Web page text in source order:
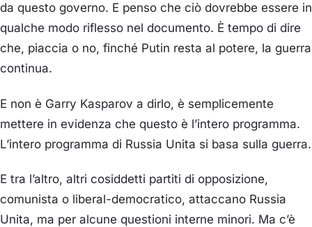
da questo governo. E penso che ciò dovrebbe essere in
qualche modo riflesso nel documento. È tempo di dire
che, piaccia o no, finché Putin resta al potere, la guerra
continua.
E non è Garry Kasparov a dirlo, è semplicemente
mettere in evidenza che questo è l’intero programma.
L’intero programma di Russia Unita si basa sulla guerra.
E tra l’altro, altri cosiddetti partiti di opposizione,
comunista o liberal-democratico, attaccano Russia
Unita, ma per alcune questioni interne minori. Ma c’è